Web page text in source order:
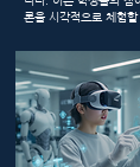
론을 시각적으로 체험